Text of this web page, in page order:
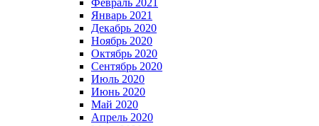
Февраль 2021
Январь 2021
Декабрь 2020
Ноябрь 2020
Октябрь 2020
Сентябрь 2020
Июль 2020
Июнь 2020
Май 2020
Апрель 2020